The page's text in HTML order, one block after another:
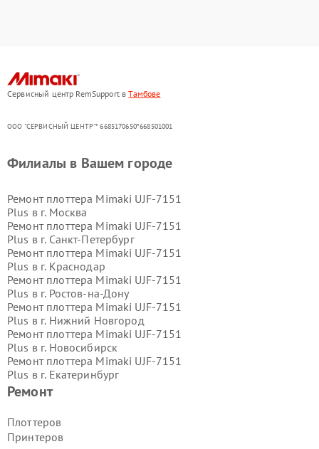
Сервисный центр RemSupport вТамбове
ООО "СЕРВИСНЫЙ ЦЕНТР"* 6685170650*668501001
Ремонт
Плоттеров
Принтеров
Филиалы в Вашем городе
Ремонт плоттера Mimaki UJF-7151
Plus в г. Москва
Ремонт плоттера Mimaki UJF-7151
Plus в г. Санкт-Петербург
Ремонт плоттера Mimaki UJF-7151
Plus в г. Краснодар
Ремонт плоттера Mimaki UJF-7151
Plus в г. Ростов-на-Дону
Ремонт плоттера Mimaki UJF-7151
Plus в г. Нижний Новгород
Ремонт плоттера Mimaki UJF-7151
Plus в г. Новосибирск
Ремонт плоттера Mimaki UJF-7151
Plus в г. Екатеринбург
Ремонт плоттера Mimaki UJF-7151
Ремонт плоттера Mimaki UJF-7151
Plus в г.Воронеж
Ремонт плоттера Mimaki UJF-7151